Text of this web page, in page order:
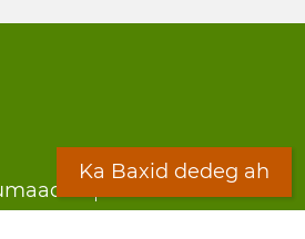
Ka Baxid dedeg ah